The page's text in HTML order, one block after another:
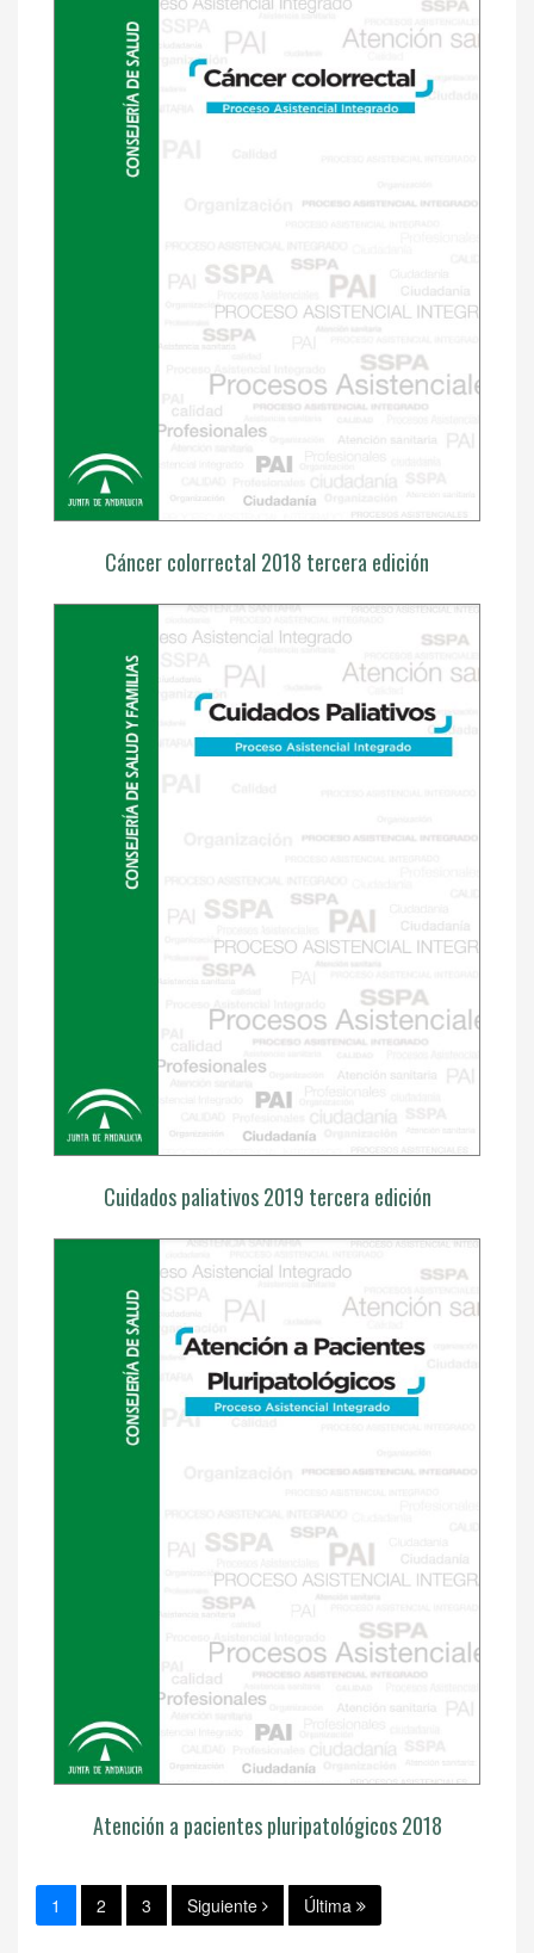
Cáncer colorrectal 2018 tercera edición
Cuidados paliativos 2019 tercera edición
Atención a pacientes pluripatológicos 2018
1 2 3 Siguiente Última